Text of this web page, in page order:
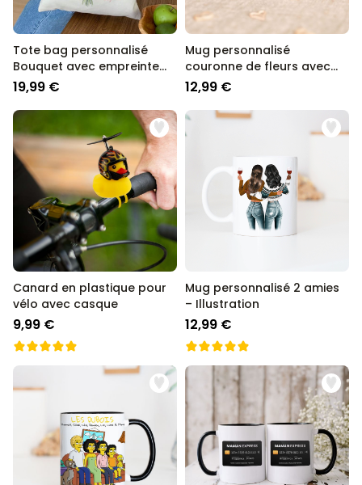
Tote bag personnalisé
Bouquet avec empreinte
de main
19,99 €
Mug personnalisé
couronne de fleurs avec
photo et texte
12,99 €
Canard en plastique pour
vélo avec casque
9,99 €
Mug personnalisé 2 amies
– Illustration
12,99 €